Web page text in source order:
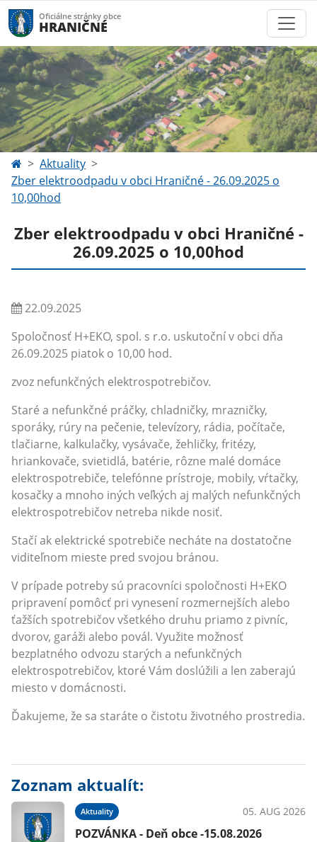
Oficiálne stránky obce
HRANIČNÉ
Aktuality
Zber elektroodpadu v obci Hraničné - 26.09.2025 o
10,00hod
Zber elektroodpadu v obci Hraničné -
26.09.2025 o 10,00hod
22.09.2025
Spoločnosť H+EKO, spol. s r.o. uskutoční v obci dňa
26.09.2025 piatok o 10,00 hod.
zvoz nefunkčných elektrospotrebičov.
Staré a nefunkčné práčky, chladničky, mrazničky,
sporáky, rúry na pečenie, televízory, rádia, počítače,
tlačiarne, kalkulačky, vysávače, žehličky, fritézy,
hriankovače, svietidlá, batérie, rôzne malé domáce
elektrospotrebiče, telefónne prístroje, mobily, vŕtačky,
kosačky a mnoho iných veľkých aj malých nefunkčných
elektrospotrebičov netreba nikde nosiť.
Stačí ak elektrické spotrebiče necháte na dostatočne
viditeľnom mieste pred svojou bránou.
V prípade potreby sú pracovníci spoločnosti H+EKO
pripravení pomôcť pri vynesení rozmernejších alebo
ťažších spotrebičov všetkého druhu priamo z pivníc,
dvorov, garáži alebo povál. Využite možnosť
bezplatného odvozu starých a nefunkčných
elektrospotrebičov, ktoré Vám doslúžili a len zaberajú
miesto v domácnosti.
Ďakujeme, že sa staráte o čistotu životného prostredia.
Zoznam aktualít:
Aktuality 05. AUG 2026
POZVÁNKA - Deň obce -15.08.2026